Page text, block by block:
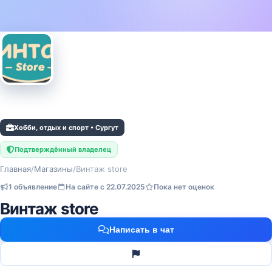
Проверены документы
Хобби, отдых и спорт • Сургут
Подтверждённый владелец
Главная/Магазины/Винтаж store
1 объявление На сайте с 22.07.2025 Пока нет оценок
Винтаж store
Написать в чат